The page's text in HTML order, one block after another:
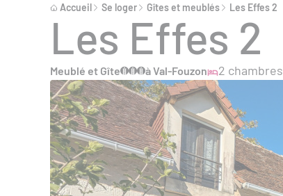
Accueil Se loger Gîtes et meublés Les Effes 2
Les Effes 2
Meublé et Gîte à Val-Fouzon 2 chambres